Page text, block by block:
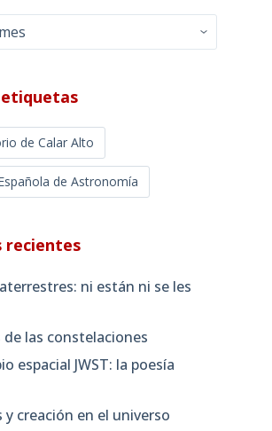
de Calar Alto
de Astronomía
recientes
ni están ni se les
de las constelaciones
espacial JWST: la poesía
y creación en el universo